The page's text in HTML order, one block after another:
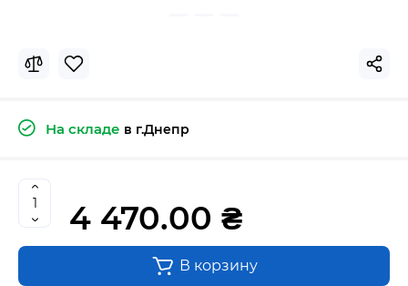
На складе в г.Днепр
4 470.00 ₴
В корзину